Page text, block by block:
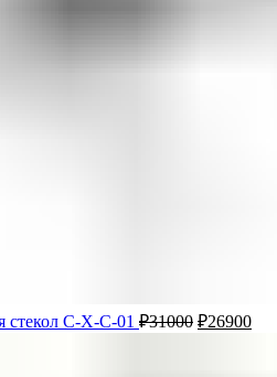
стекол С-Х-С-01 ₽31000 ₽26900